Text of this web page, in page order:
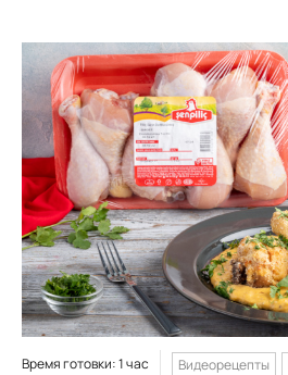
Время готовки: 1 час Видеорецепты